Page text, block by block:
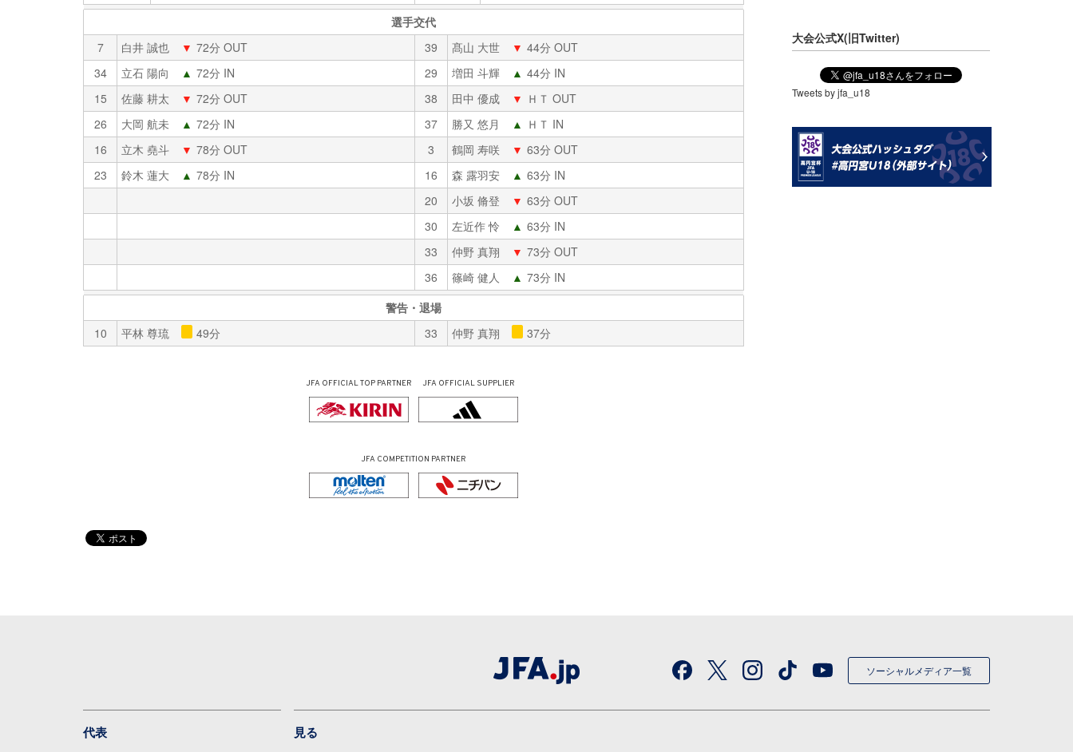
選手交代
7
白井 誠也 ▼ 72分 OUT 39 髙山 大世 ▼ 44分 OUT
34
立石 陽向 ▲ 72分 IN 29 増田 斗輝 ▲ 44分 IN
15
佐藤 耕太 ▼ 72分 OUT 38 田中 優成 ▼ ＨＴ OUT
26
大岡 航未 ▲ 72分 IN 37 勝又 悠月 ▲ ＨＴ IN
16
立木 堯斗 ▼ 78分 OUT 3 鶴岡 寿咲 ▼ 63分 OUT
23
鈴木 蓮大 ▲ 78分 IN 16 森 露羽安 ▲ 63分 IN
20
小坂 脩登 ▼ 63分 OUT
30
左近作 怜 ▲ 63分 IN
33
仲野 真翔 ▼ 73分 OUT
36
篠崎 健人 ▲ 73分 IN
警告・退場
10
平林 尊琉 49分 33 仲野 真翔 37分
JFA OFFICIALTOP PARTNER JFA OFFICIAL SUPPLIER
JFA COMPETITION PARTNER
大会公式X(旧Twitter)
Tweets by jfa_u18
ソーシャルメディア一覧
代表 見る